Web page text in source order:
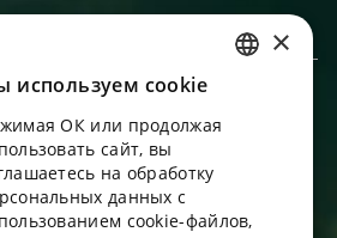
данных
в области информационных
ENGLISH
UKRAINIAN
PORTUGUESE
×
используем сookie
ОК или продолжая
сайт, вы
на обработку
данных с
cookie-файлов,